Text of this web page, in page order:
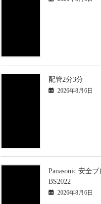
配管2分3分
2026年8月6日
Panasonic 安全
BS2022
2026年8月6日